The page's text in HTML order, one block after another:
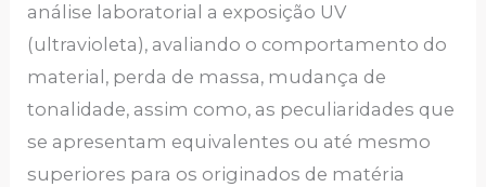
análise laboratorial a exposição UV
(ultravioleta), avaliando o comportamento do
material, perda de massa, mudança de
tonalidade, assim como, as peculiaridades que
se apresentam equivalentes ou até mesmo
superiores para os originados de matéria